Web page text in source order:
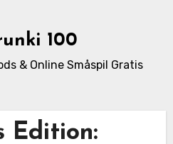
100
& Online Småspil Gratis
Edition: